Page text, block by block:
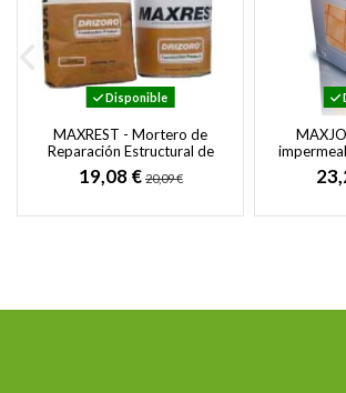
Disponible
MAXREST - Mortero de
Reparación Estructural de
Fraguado Rápido y Sin
Retracción
19,08 € 20,09 €